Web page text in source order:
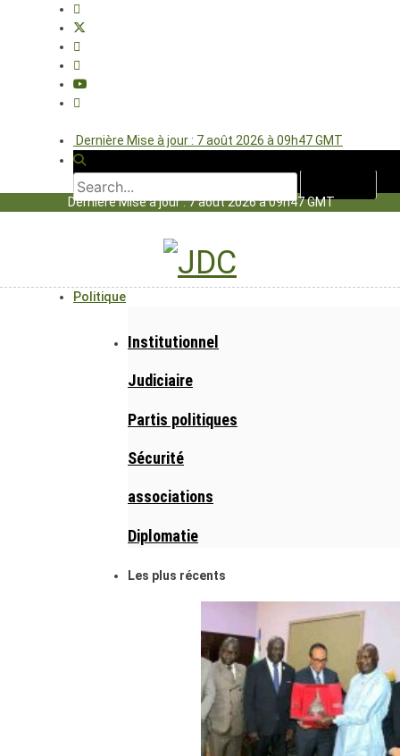
Dernière Mise à jour : 7 août 2026 à 09h47 GMT
Dernière Mise à jour : 7 août 2026 à 09h47 GMT
Politique
Institutionnel
Judiciaire
Partis politiques
Sécurité
associations
Diplomatie
Les plus récents